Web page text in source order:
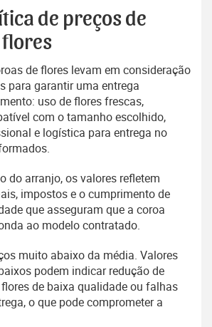
de preços de
de flores levam em consideração
para garantir uma entrega
uso de flores frescas,
com o tamanho escolhido,
e logística para entrega no
do arranjo, os valores refletem
impostos e o cumprimento de
que asseguram que a coroa
ao modelo contratado.
muito abaixo da média. Valores
podem indicar redução de
de baixa qualidade ou falhas
o que pode comprometer a